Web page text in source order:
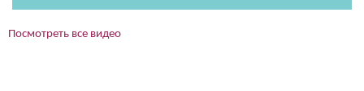
Посмотреть все видео